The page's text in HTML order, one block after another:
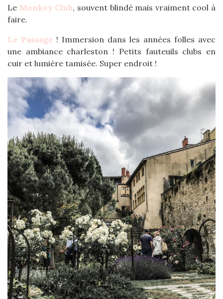
Le Monkey Club, souvent blindé mais vraiment cool à
faire.
Le Passage ! Immersion dans les années folles avec
une ambiance charleston ! Petits fauteuils clubs en
cuir et lumière tamisée. Super endroit !